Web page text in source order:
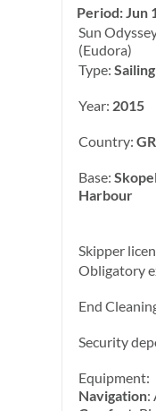
Period: Jun
Sun
(Eudora)
Type:
Year: 2015
Country:
Base:
Harbour
Skipper
Obligatory
End
Security
Equipment:
Navigation: